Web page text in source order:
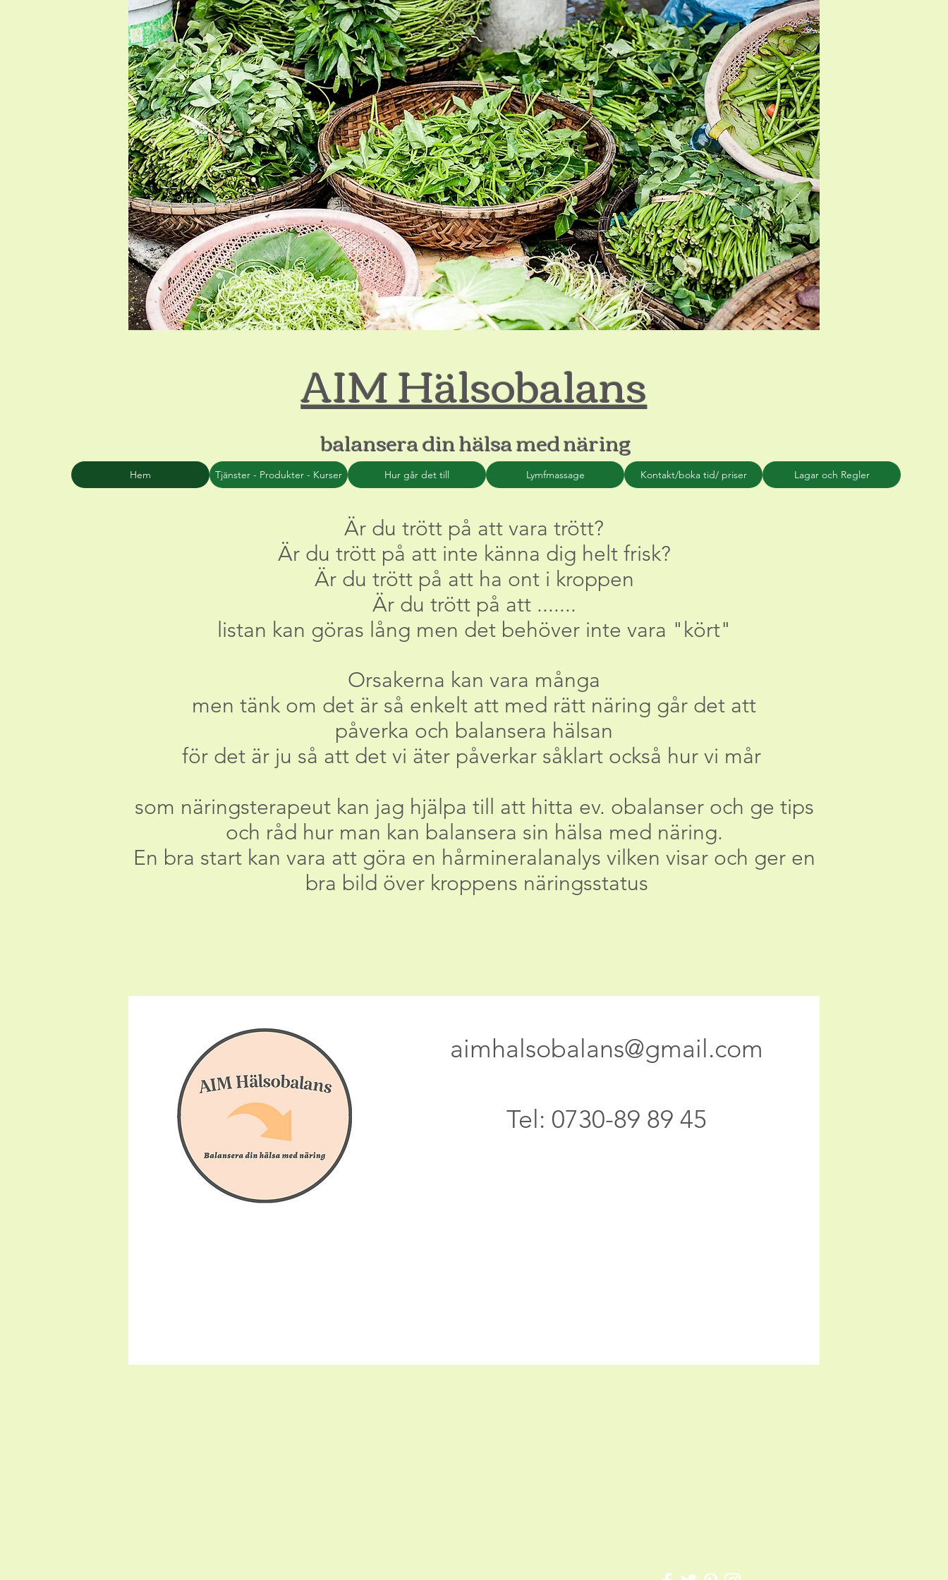
AIM Hälsobalans
balansera din hälsa med näring
Hem Tjänster - Produkter - Kurser Hur går det till Lymfmassage Kontakt/boka tid/ priser Lagar och Regler
Är du trött på att vara trött?
Är du trött på att inte känna dig helt frisk?
Är du trött på att ha ont i kroppen
Är du trött på att .......
listan kan göras lång men det behöver inte vara "kört"
Orsakerna kan vara många
men tänk om det är så enkelt att med rätt näring går det att
påverka och balansera hälsan
för det är ju så att det vi äter påverkar såklart också hur vi mår
som näringsterapeut kan jag hjälpa till att hitta ev. obalanser och ge tips
och råd hur man kan balansera sin hälsa med näring.
En bra start kan vara att göra en hårmineralanalys vilken visar och ger en
bra bild över kroppens näringsstatus
aimhalsobalans@gmail.com
Tel: 0730-89 89 45